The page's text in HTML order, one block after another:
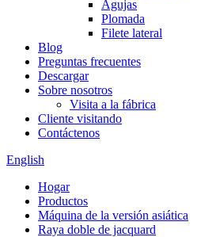
Agujas
Plomada
Filete lateral
Blog
Preguntas frecuentes
Descargar
Sobre nosotros
Visita a la fábrica
Cliente visitando
Contáctenos
English
Hogar
Productos
Máquina de la versión asiática
Raya doble de jacquard